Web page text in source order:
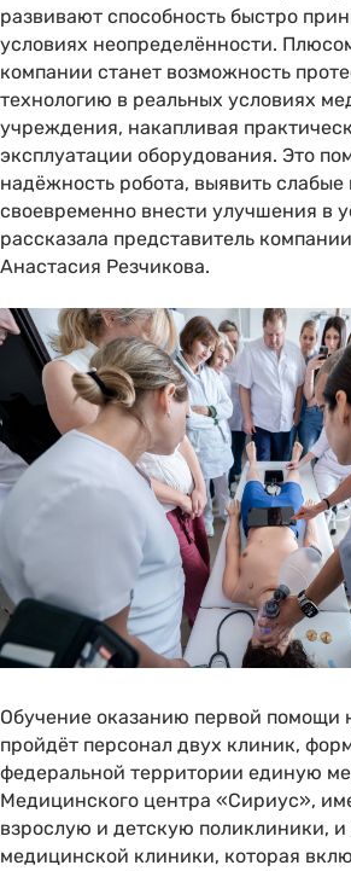
развивают способность быстро
условиях неопределённости.
компании станет возможность
технологию в реальных условиях
учреждения, накапливая
эксплуатации оборудования. Это
надёжность робота, выявить слабые
своевременно внести улучшения в
рассказала представитель
Анастасия Резчикова.
Обучение оказанию первой помощи
пройдёт персонал двух клиник,
федеральной территории единую
Медицинского центра «Сириус»,
взрослую и детскую поликлиники, и
медицинской клиники, которая